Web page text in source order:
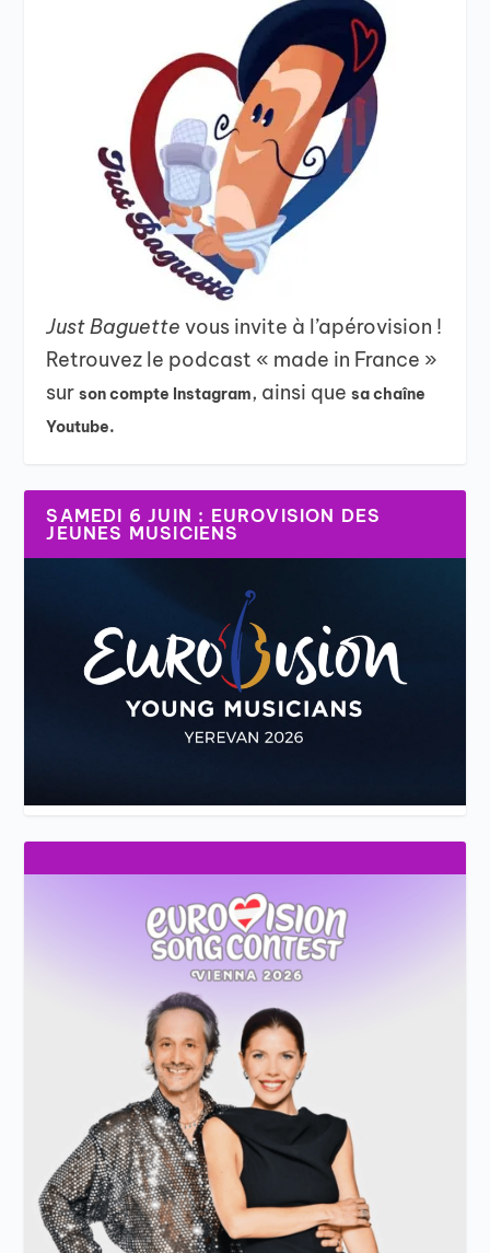
Just Baguettevous invite à l’apérovision !
Retrouvez le podcast « made in France »
surson compte Instagram, ainsi quesa chaîne
Youtube.
SAMEDI 6 JUIN : EUROVISION DES
JEUNES MUSICIENS